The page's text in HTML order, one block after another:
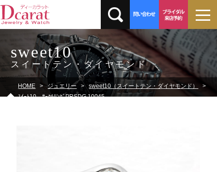
sweet10
スイートテン・ダイヤモンド
HOME ジュエリー
sweet10（スイートテン・ダイヤモンド）
ｽｲｰﾄ10 ｻｰｸﾙﾘﾝｸﾞPRSDG 10045